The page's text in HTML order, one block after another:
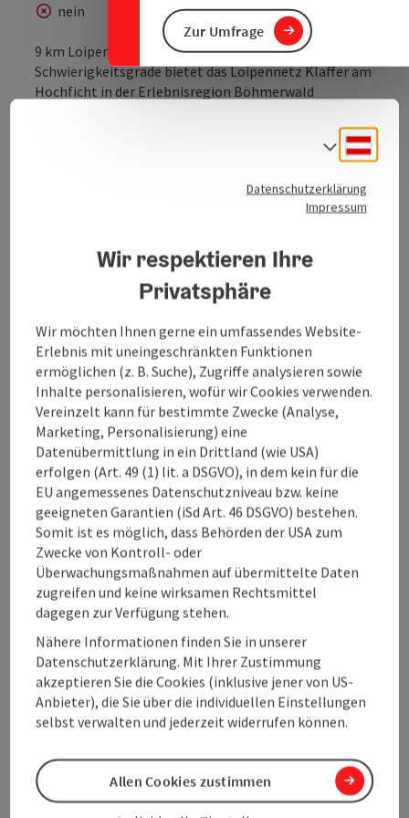
Zur Umfrage
nein
9 km Loipen unterschiedlicher
Schwierigkeitsgrade bietet das Loipennetz Klaffer am
Hochficht in der Erlebnisregion Böhmerwald
Kontakt
Öffnungszeiten
Anreise/Lage
Loipenbericht
Loipen
Sportarten
Preise
Eignung
Barrierefreiheit
Datenschutzerklärung
Impressum
Wir respektieren Ihre
Privatsphäre
Wir möchten Ihnen gerne ein umfassendes Website-
Erlebnis mit uneingeschränkten Funktionen
ermöglichen (z. B. Suche), Zugriffe analysieren sowie
Inhalte personalisieren, wofür wir Cookies verwenden.
Vereinzelt kann für bestimmte Zwecke (Analyse,
Marketing, Personalisierung) eine
Datenübermittlung in ein Drittland (wie USA)
erfolgen (Art. 49 (1) lit. a DSGVO), in dem kein für die
EU angemessenes Datenschutzniveau bzw. keine
geeigneten Garantien (iSd Art. 46 DSGVO) bestehen.
Somit ist es möglich, dass Behörden der USA zum
Zwecke von Kontroll- oder
Überwachungsmaßnahmen auf übermittelte Daten
zugreifen und keine wirksamen Rechtsmittel
dagegen zur Verfügung stehen.
Nähere Informationen finden Sie in unserer
Datenschutzerklärung. Mit Ihrer Zustimmung
akzeptieren Sie die Cookies (inklusive jener von US-
Anbieter), die Sie über die individuellen Einstellungen
selbst verwalten und jederzeit widerrufen können.
Allen Cookies zustimmen